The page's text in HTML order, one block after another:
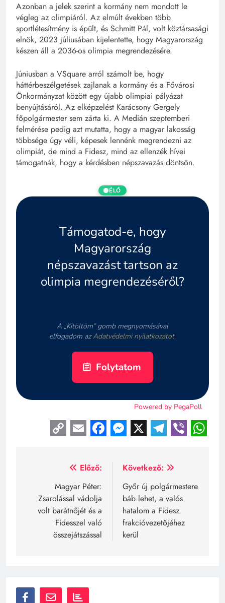
Azonban a jelek szerint a kormány nem mondott le
végleg az olimpiáról. Az elmúlt években több
sportlétesítmény is épült, és Schmitt Pál, volt köztársasági
elnök, 2023 júliusában kijelentette, hogy Magyarország
készen áll a 2036-os olimpia megrendezésére.
Júniusban a VSquare arról számolt be, hogy
háttérbeszélgetések zajlanak a kormány és a Fővárosi
Önkormányzat között egy újabb olimpiai pályázat
benyújtásáról. Az elképzelést Karácsony Gergely
főpolgármester sem zárta ki. A Medián szeptemberi
felmérése pedig azt mutatta, hogy a magyar lakosság
többsége úgy véli, képesek lennénk megrendezni az
olimpiát, de mind a Fidesz, mind az ellenzék hívei
támogatnák, hogy a kérdésben népszavazás döntsön.
Copy
Link
EmailFacebook
Messenger
X Viber
Bejegyzés
navigáció
Előző:
Magyar Péter:
Zsarolással vádolja
volt barátnőjét és a
Fidesszel való
összejátszással
Következő:
Győr új polgármestere
báb lehet, a valós
hatalom a Fidesz
frakcióvezetőjéhez
kerül